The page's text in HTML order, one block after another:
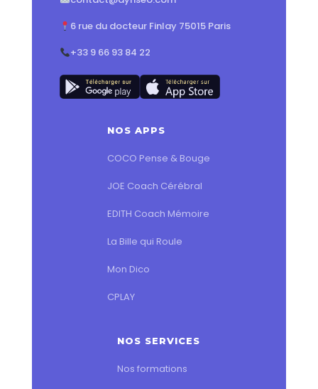
6 rue du docteur Finlay 75015 Paris
+33 9 66 93 84 22
NOS APPS
COCO Pense & Bouge
JOE Coach Cérébral
EDITH Coach Mémoire
La Bille qui Roule
Mon Dico
CPLAY
NOS SERVICES
Nos formations